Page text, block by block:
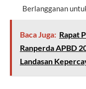
Berlangganan
Baca Juga: Rapat
Ranperda APBD
Landasan